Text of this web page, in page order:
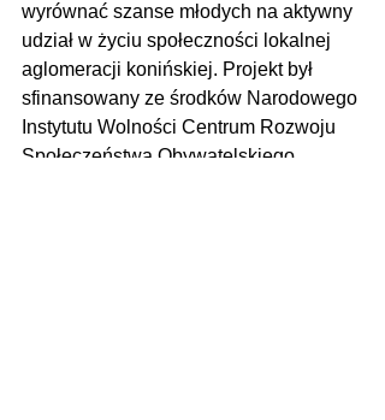
wyrównać szanse młodych na aktywny
udział w życiu społeczności lokalnej
aglomeracji konińskiej. Projekt był
sfinansowany ze środków Narodowego
Instytutu Wolności Centrum Rozwoju
Społeczeństwa Obywatelskiego.